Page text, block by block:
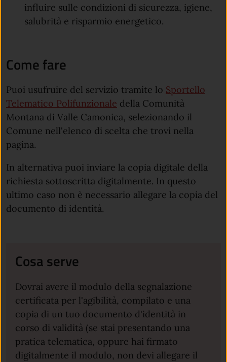
influire sulle condizioni di sicurezza, igiene,
salubrità e risparmio energetico.
Come fare
Puoi usufruire del servizio tramite lo Sportello
Telematico Polifunzionale della Comunità
Montana di Valle Camonica, selezionando il
Comune nell'elenco di scelta che trovi nella
pagina.
In alternativa puoi inviare la copia digitale della
richiesta sottoscritta digitalmente. In questo
ultimo caso non è necessario allegare la copia del
documento di identità.
Cosa serve
Dovrai avere il modulo della segnalazione
certificata per l'agibilità, compilato e una
copia di un tuo documento d'identità in
corso di validità (se stai presentando una
pratica telematica, oppure hai firmato
digitalmente il modulo, non devi allegare il